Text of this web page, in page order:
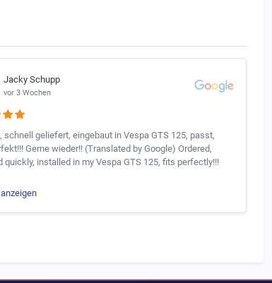
Jacky Schupp
vor 3 Wochen
schnell geliefert, eingebaut in Vespa GTS 125, passt,
Gerne wieder!! (Translated by Google) Ordered,
quickly, installed in my Vespa GTS 125, fits perfectly!!!